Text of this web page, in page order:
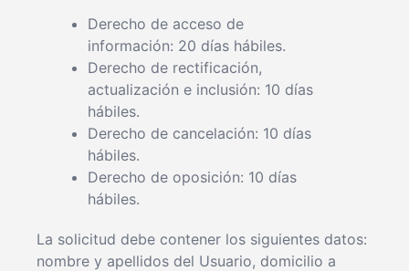
Derecho de acceso de
información: 20 días hábiles.
Derecho de rectificación,
actualización e inclusión: 10 días
hábiles.
Derecho de cancelación: 10 días
hábiles.
Derecho de oposición: 10 días
hábiles.
La solicitud debe contener los siguientes datos:
nombre y apellidos del Usuario, domicilio a